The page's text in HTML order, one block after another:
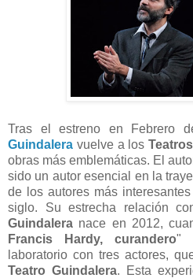
Tras el estreno en Febrero
Guindalera vuelve a los
obras más emblemáticas. El
sido un autor esencial en la
de los autores más
siglo. Su estrecha relación
Guindalera nace en 2012,
Francis Hardy, curandero"
laboratorio con tres actores,
Teatro Guindalera. Esta